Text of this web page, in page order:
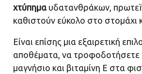
χτύπημαυδατανθράκων,
καθιστούν εύκολο στο στομάχι
Είναι επίσης μια εξαιρετική
αποθέματα, να τροφοδοτήσετε
μαγνήσιο και βιταμίνη Ε στα